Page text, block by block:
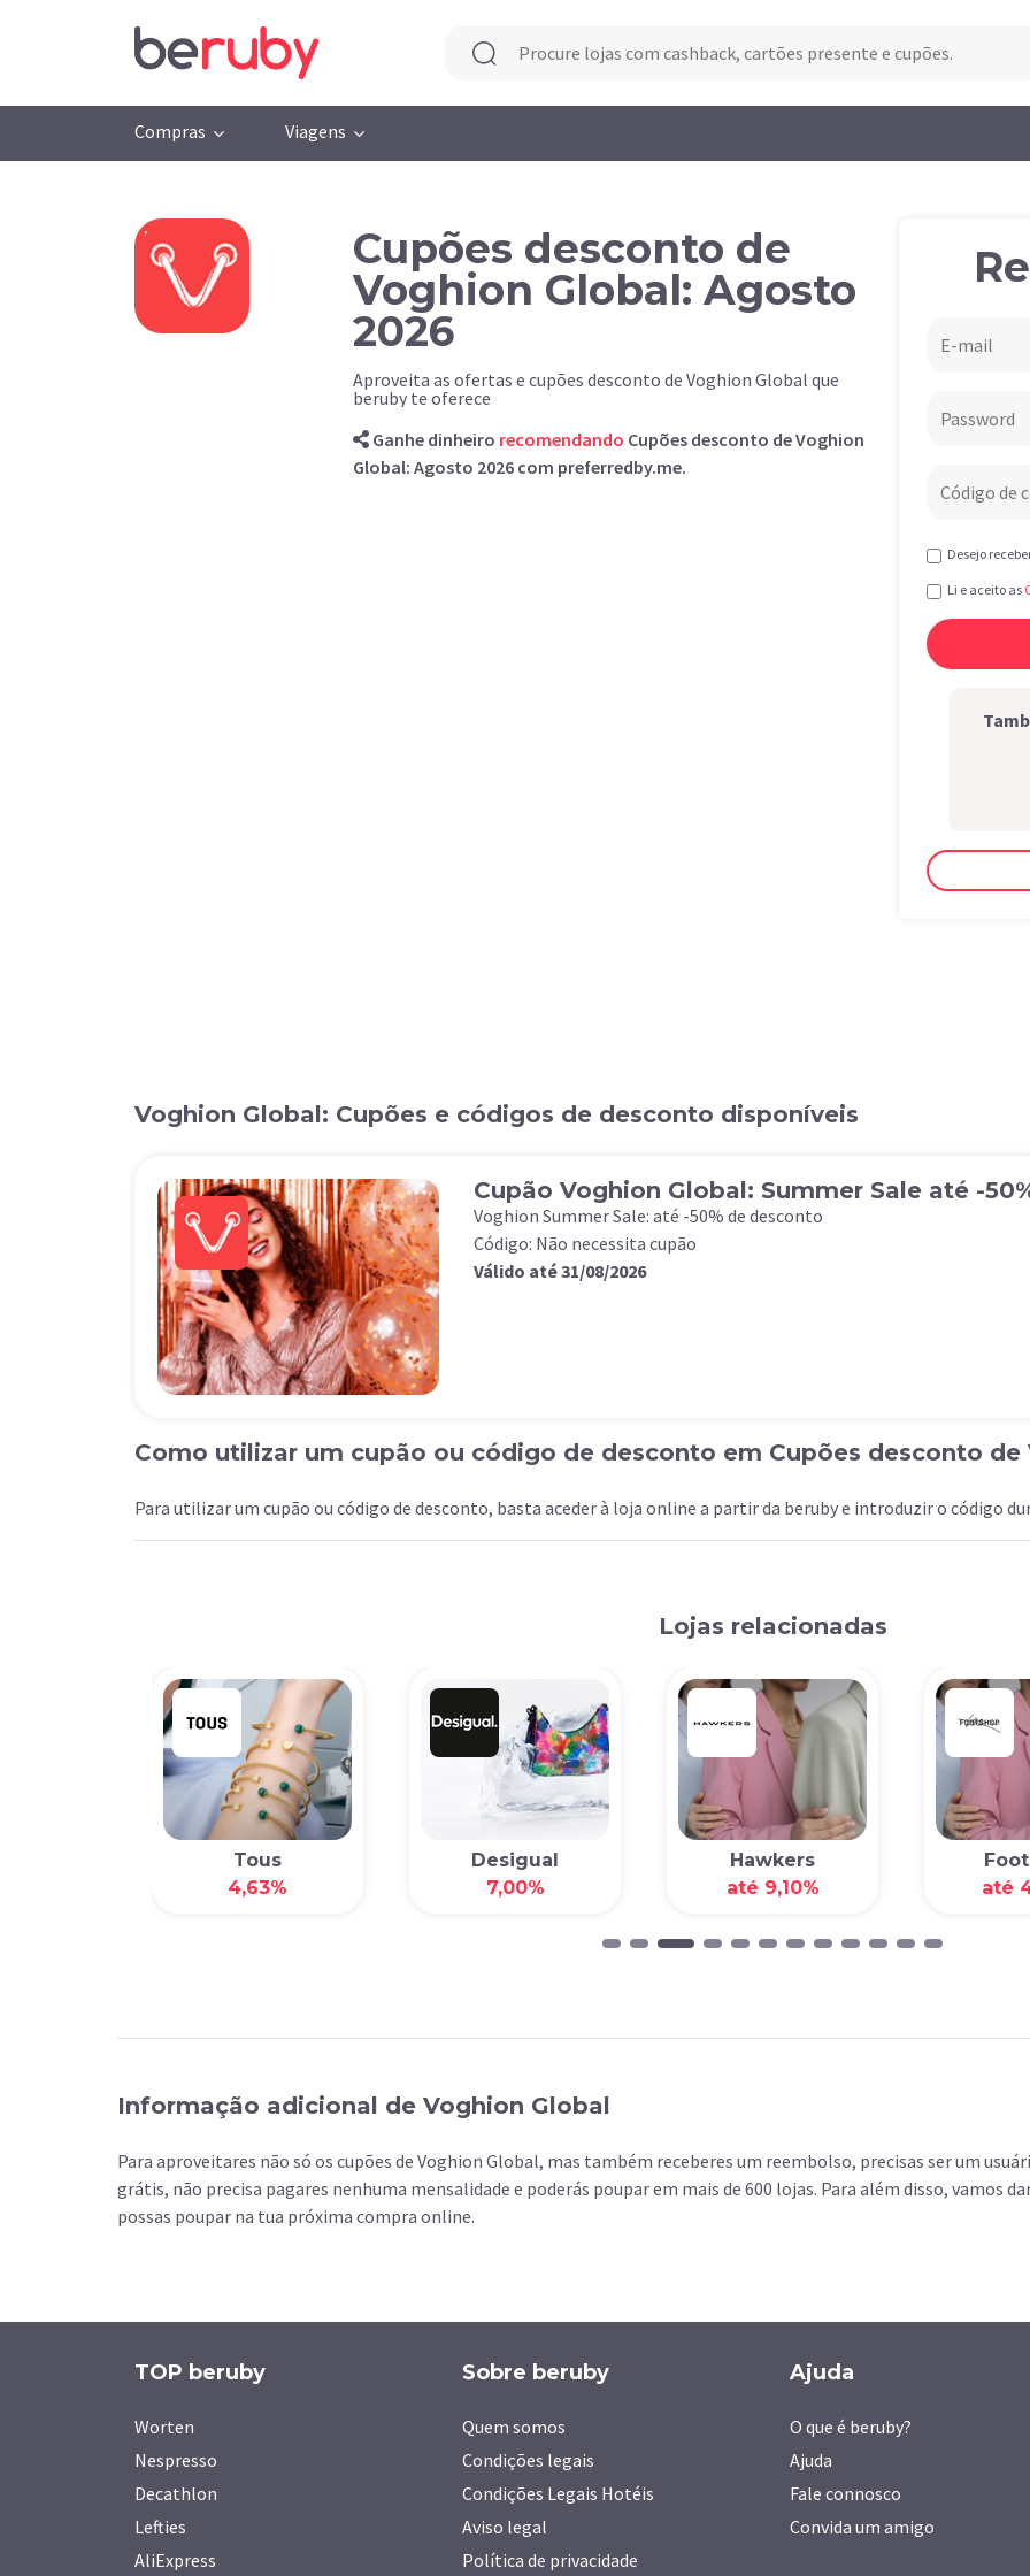
Compras Viagens
Cupões desconto de
Voghion Global: Agosto
2026
Aproveita as ofertas e cupões desconto de Voghion Global que
beruby te oferece
Ganhe dinheiro recomendando Cupões desconto de Voghion
Global: Agosto 2026 com preferredby.me.
Desejo
Li e aceito as
Voghion Global: Cupões e códigos de desconto disponíveis
Cupão Voghion Global: Summer Sale até -
Voghion Summer Sale: até -50% de desconto
Código: Não necessita cupão
Válido até 31/08/2026
Como utilizar um cupão ou código de desconto em Cupões desconto
Para utilizar um cupão ou código de desconto, basta aceder à loja online a partir da beruby e introduzir o código
Lojas relacionadas
Tous
4,63%
Desigual
7,00%
Hawkers
até 9,10%
até
Informação adicional de Voghion Global
Para aproveitares não só os cupões de Voghion Global, mas também receberes um reembolso, precisas ser um
grátis, não precisa pagares nenhuma mensalidade e poderás poupar em mais de 600 lojas. Para além disso, vamos
possas poupar na tua próxima compra online.
TOP beruby
Worten
Nespresso
Decathlon
Lefties
AliExpress
Sobre beruby
Quem somos
Condições legais
Condições Legais Hotéis
Aviso legal
Política de privacidade
Ajuda
O que é beruby?
Ajuda
Fale connosco
Convida um amigo